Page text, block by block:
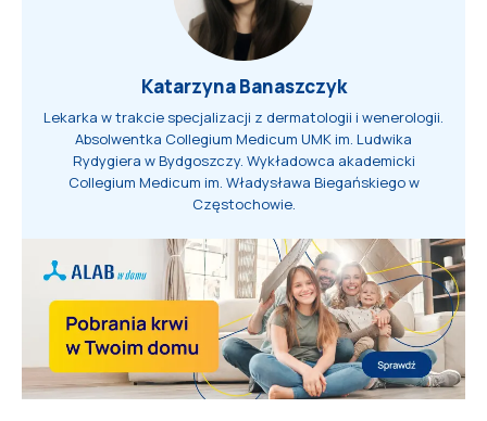
Katarzyna Banaszczyk
Lekarka w trakcie specjalizacji z dermatologii i wenerologii.
Absolwentka Collegium Medicum UMK im. Ludwika
Rydygiera w Bydgoszczy. Wykładowca akademicki
Collegium Medicum im. Władysława Biegańskiego w
Częstochowie.